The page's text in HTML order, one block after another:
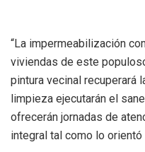
“La impermeabilización
viviendas de este
pintura vecinal recuperará
limpieza ejecutarán el
ofrecerán jornadas de
integral tal como lo